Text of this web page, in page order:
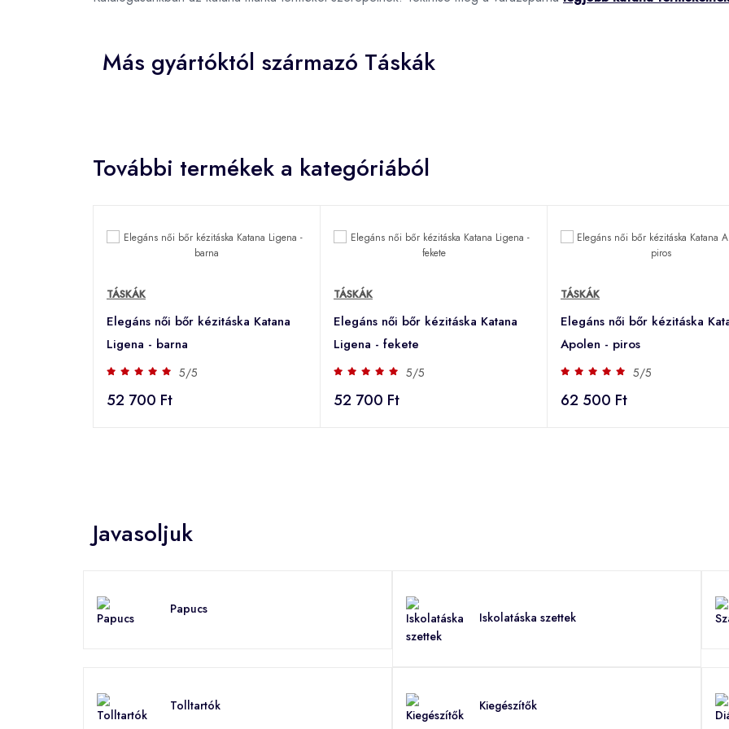
Más gyártóktól származó Táskák
További termékek a kategóriából
TÁSKÁK
Elegáns női bőr kézitáska Katana
Ligena - barna
5/5
52 700 Ft
TÁSKÁK
Elegáns női bőr kézitáska Katana
Ligena - fekete
5/5
52 700 Ft
TÁSKÁK
Elegáns női bőr kézitáska
Apolen - piros
5/5
62 500 Ft
Javasoljuk
Papucs
Iskolatáska szettek
Tolltartók Kiegészítők